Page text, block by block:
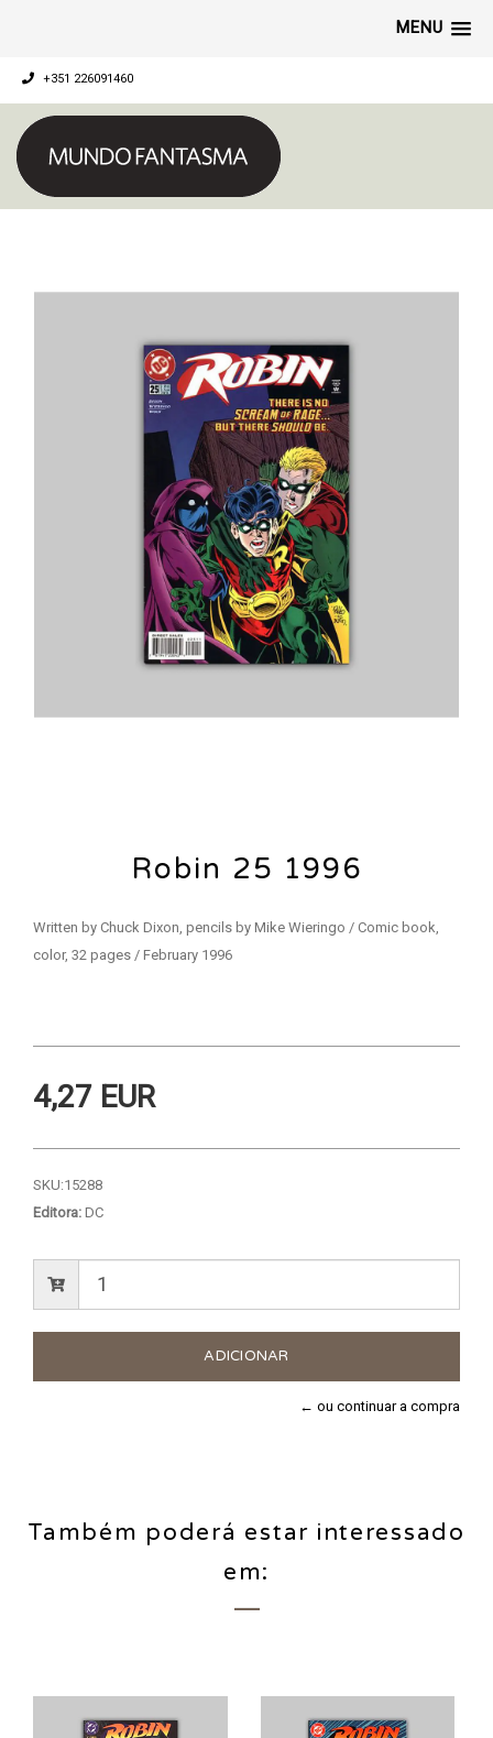
MENU
+351 226091460
Robin 25 1996
Written by Chuck Dixon, pencils by Mike Wieringo / Comic book,
color, 32 pages / February 1996
4,27 EUR
SKU:15288
Editora: DC
← ou continuar a compra
Também poderá estar interessado
em: